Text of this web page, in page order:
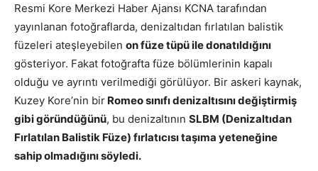
Resmi Kore Merkezi Haber Ajansı KCNA tarafından
yayınlanan fotoğraflarda, denizaltıdan fırlatılan balistik
füzeleri ateşleyebilen on füze tüpü ile donatıldığını
gösteriyor. Fakat fotoğrafta füze bölümlerinin kapalı
olduğu ve ayrıntı verilmediği görülüyor. Bir askeri kaynak,
Kuzey Kore’nin bir Romeo sınıfı denizaltısını değiştirmiş
gibi göründüğünü, bu denizaltının SLBM (Denizaltıdan
Fırlatılan Balistik Füze) fırlatıcısı taşıma yeteneğine
sahip olmadığını söyledi.